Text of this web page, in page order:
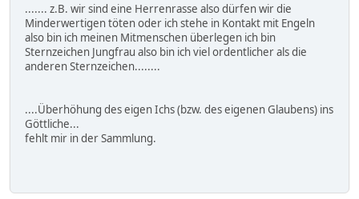
....... z.B. wir sind eine Herrenrasse also dürfen wir die
Minderwertigen töten oder ich stehe in Kontakt mit Engeln
also bin ich meinen Mitmenschen überlegen ich bin
Sternzeichen Jungfrau also bin ich viel ordentlicher als die
anderen Sternzeichen........
....Überhöhung des eigen Ichs (bzw. des eigenen Glaubens) ins
Göttliche...
fehlt mir in der Sammlung.